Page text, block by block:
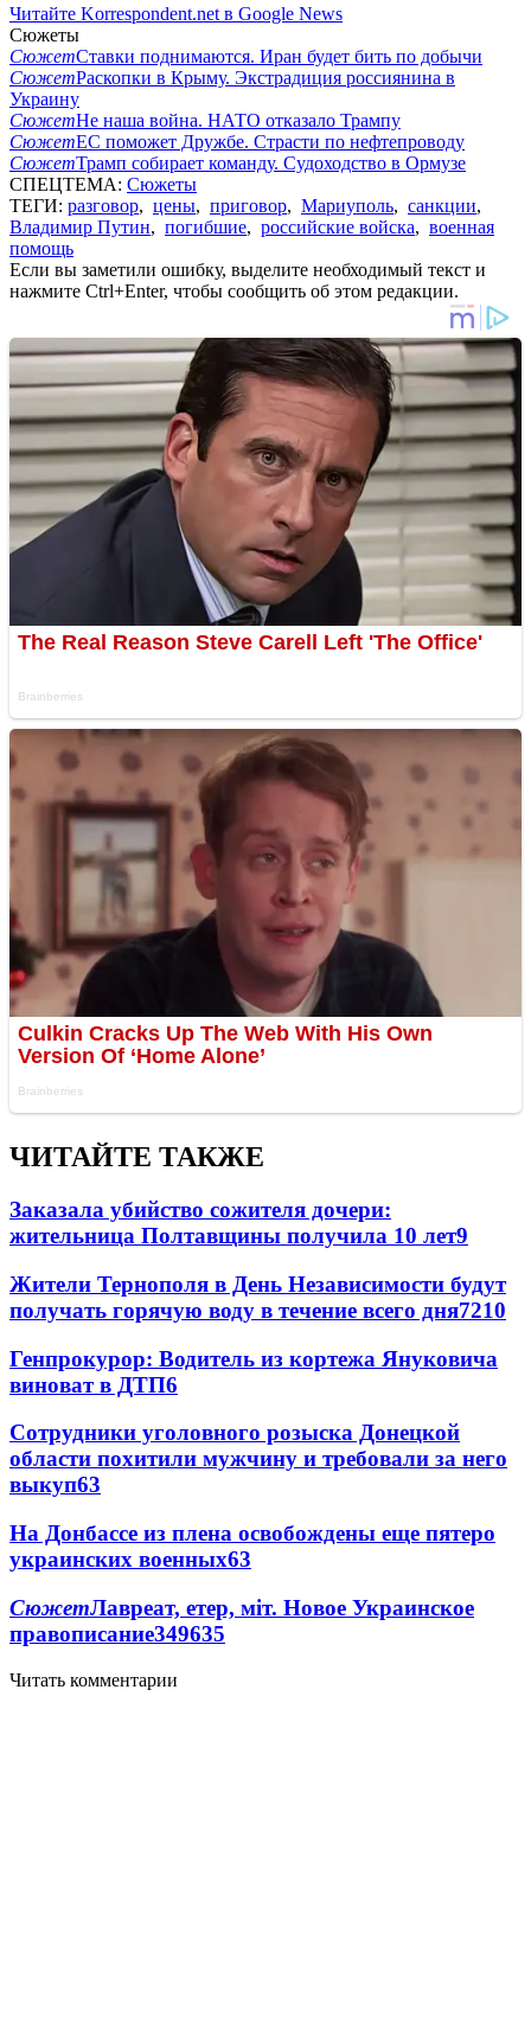
Читайте Korrespondent.net в Google News
Сюжеты
СюжетСтавки поднимаются. Иран будет бить по добычи
СюжетРаскопки в Крыму. Экстрадиция россиянина в
Украину
СюжетНе наша война. НАТО отказало Трампу
СюжетЕС поможет Дружбе. Страсти по нефтепроводу
СюжетТрамп собирает команду. Судоходство в Ормузе
СПЕЦТЕМА: Сюжеты
ТЕГИ: разговор, цены, приговор, Мариуполь, санкции,
Владимир Путин, погибшие, российские войска, военная
помощь
Если вы заметили ошибку, выделите необходимый текст и
нажмите Ctrl+Enter, чтобы сообщить об этом редакции.
ЧИТАЙТЕ ТАКЖЕ
Заказала убийство сожителя дочери:
жительница Полтавщины получила 10 лет9
Жители Тернополя в День Независимости будут
получать горячую воду в течение всего дня7210
Генпрокурор: Водитель из кортежа Януковича
виноват в ДТП6
Сотрудники уголовного розыска Донецкой
области похитили мужчину и требовали за него
выкуп63
На Донбассе из плена освобождены еще пятеро
украинских военных63
СюжетЛавреат, етер, міт. Новое Украинское
правописание349635
Читать комментарии